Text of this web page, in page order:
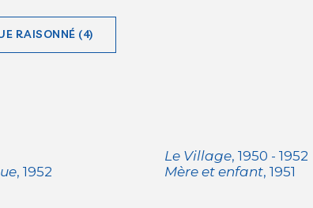
RAISONNÉ (4)
, 1952
Le Village, 1950 - 1952
Mère et enfant, 1951